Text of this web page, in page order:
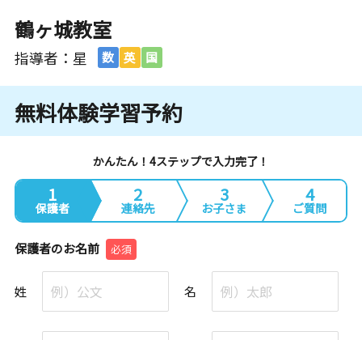
鶴ヶ城教室
指導者：星 数 英 国
無料体験学習予約
かんたん！4ステップで入力完了！
1
保護者
2
連絡先
3
お子さま
4
ご質問
保護者のお名前 必須
姓 名